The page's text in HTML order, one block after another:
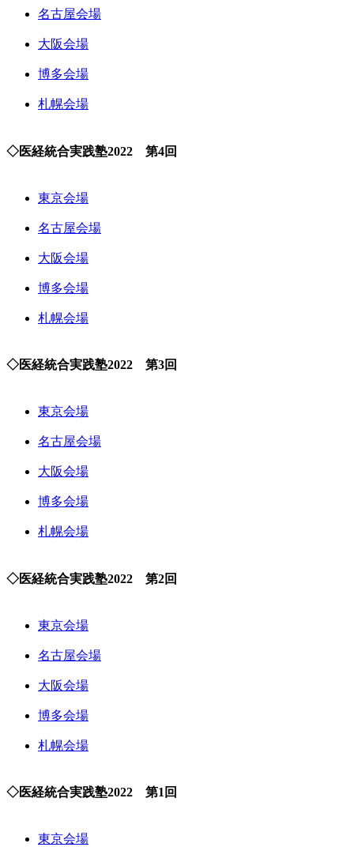
名古屋会場
大阪会場
博多会場
札幌会場
◇医経統合実践塾2022 第4回
東京会場
名古屋会場
大阪会場
博多会場
札幌会場
◇医経統合実践塾2022 第3回
東京会場
名古屋会場
大阪会場
博多会場
札幌会場
◇医経統合実践塾2022 第2回
東京会場
名古屋会場
大阪会場
博多会場
札幌会場
◇医経統合実践塾2022 第1回
東京会場